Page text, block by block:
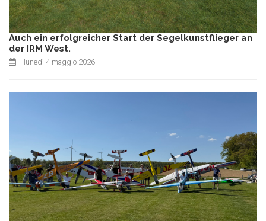
Auch ein erfolgreicher Start der Segelkunstflieger an
der IRM West.
lunedì 4 maggio 2026